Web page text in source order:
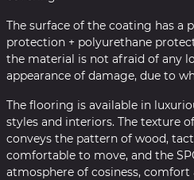
The surface of the coating has a
protection + polyurethane
the material is not afraid of any
appearance of damage, due to
The flooring is available in
styles and interiors. The texture
conveys the pattern of wood,
comfortable to move, and the
atmosphere of cosiness,